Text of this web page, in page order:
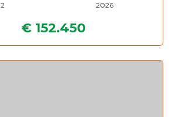
2 2026
€ 152.450